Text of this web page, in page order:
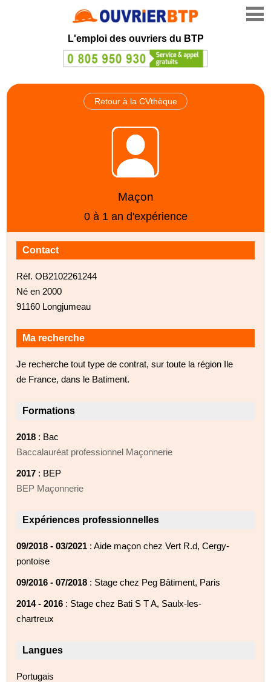
L'emploi des ouvriers du BTP
Retour à la CVthèque
Maçon
0 à 1 an d'expérience
Contact
Réf. OB2102261244
Né en 2000
91160 Longjumeau
Ma recherche
Je recherche tout type de contrat, sur toute la région Ile
de France, dans le Batiment.
Formations
2018 : Bac
Baccalauréat professionnel Maçonnerie
2017 : BEP
BEP Maçonnerie
Expériences professionnelles
09/2018 - 03/2021 : Aide maçon chez Vert R.d, Cergy-
pontoise
09/2016 - 07/2018 : Stage chez Peg Bâtiment, Paris
2014 - 2016 : Stage chez Bati S T A, Saulx-les-
chartreux
Langues
Portugais